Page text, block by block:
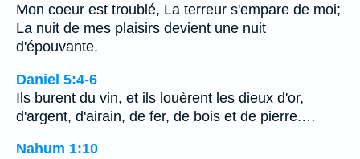
Mon coeur est troublé, La terreur s'empare de moi;
La nuit de mes plaisirs devient une nuit
d'épouvante.
Daniel 5:4-6
Ils burent du vin, et ils louèrent les dieux d'or,
d'argent, d'airain, de fer, de bois et de pierre.…
Nahum 1:10